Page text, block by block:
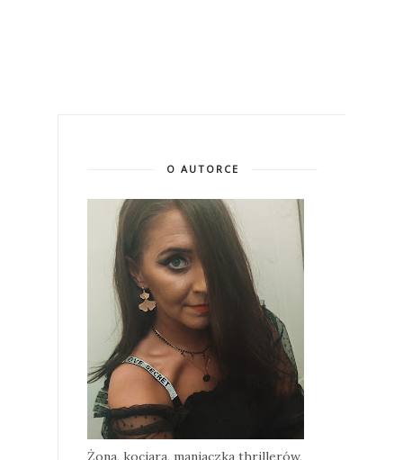
O AUTORCE
Żona, kociara, maniaczka thrillerów,